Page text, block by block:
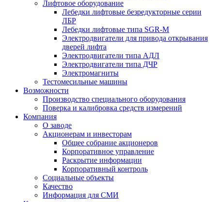
Лифтовое оборудование
Лебедки лифтовые безредукторные серии
ЛБР
Лебедки лифтовые типа SGR-M
Электродвигатели для привода открывания
дверей лифта
Электродвигатели типа АДЛ
Электродвигатели типа ДЧР
Электромагниты
Тестомесильные машины
Возможности
Производство специального оборудования
Поверка и калибровка средств измерений
Компания
О заводе
Акционерам и инвесторам
Общее собрание акционеров
Корпоративное управление
Раскрытие информации
Корпоративный контроль
Социальные объекты
Качество
Информация для СМИ